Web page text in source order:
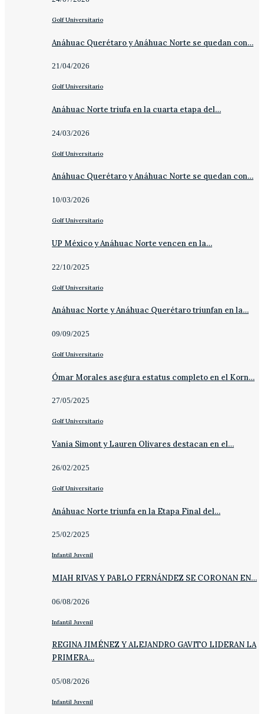
Golf Universitario
Anáhuac Querétaro y Anáhuac Norte se quedan con…
21/04/2026
Golf Universitario
Anáhuac Norte triufa en la cuarta etapa del…
24/03/2026
Golf Universitario
Anáhuac Querétaro y Anáhuac Norte se quedan con…
10/03/2026
Golf Universitario
UP México y Anáhuac Norte vencen en la…
22/10/2025
Golf Universitario
Anáhuac Norte y Anáhuac Querétaro triunfan en la…
09/09/2025
Golf Universitario
Ómar Morales asegura estatus completo en el Korn…
27/05/2025
Golf Universitario
Vania Simont y Lauren Olivares destacan en el…
26/02/2025
Golf Universitario
Anáhuac Norte triunfa en la Etapa Final del…
25/02/2025
Infantil Juvenil
MIAH RIVAS Y PABLO FERNÁNDEZ SE CORONAN EN…
06/08/2026
Infantil Juvenil
REGINA JIMÉNEZ Y ALEJANDRO GAVITO LIDERAN LA
PRIMERA…
05/08/2026
Infantil Juvenil